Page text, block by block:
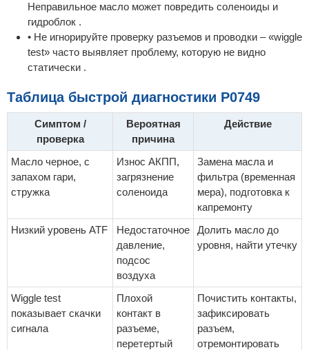
Неправильное масло может повредить соленоиды и
гидроблок .
• Не игнорируйте проверку разъемов и проводки – «wiggle
test» часто выявляет проблему, которую не видно
статически .
Таблица быстрой диагностики P0749
Симптом /
проверка
Вероятная
причина
Действие
Масло черное, с
запахом гари,
стружка
Износ АКПП,
загрязнение
соленоида
Замена масла и
фильтра (временная
мера), подготовка к
капремонту
Низкий уровень ATF
Недостаточное
давление,
подсос
воздуха
Долить масло до
уровня, найти утечку
Wiggle test
показывает скачки
сигнала
Плохой
контакт в
разъеме,
перетертый
Почистить контакты,
зафиксировать
разъем,
отремонтировать